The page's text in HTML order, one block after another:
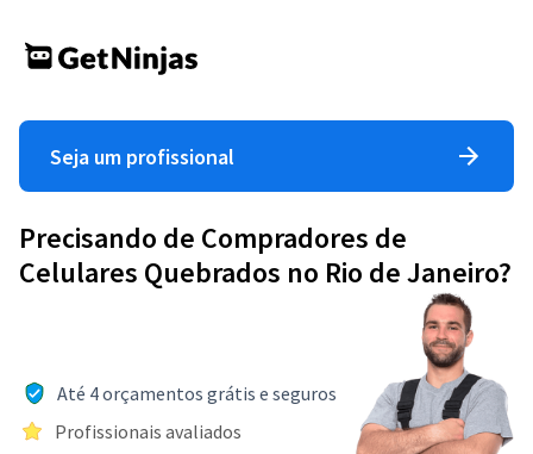
Seja um profissional
Precisando de Compradores de
Celulares Quebrados no Rio de Janeiro?
Até 4 orçamentos grátis e seguros
Profissionais avaliados